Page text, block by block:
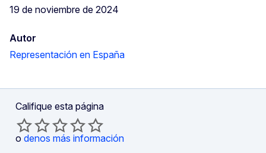
19 de noviembre de 2024
Autor
Representación en España
Califique esta página
o denos más información